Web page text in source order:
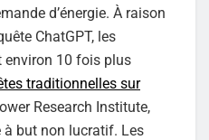
d’énergie. À raison
ChatGPT, les
environ 10 fois plus
traditionnelles sur
Research Institute,
à but non lucratif. Les